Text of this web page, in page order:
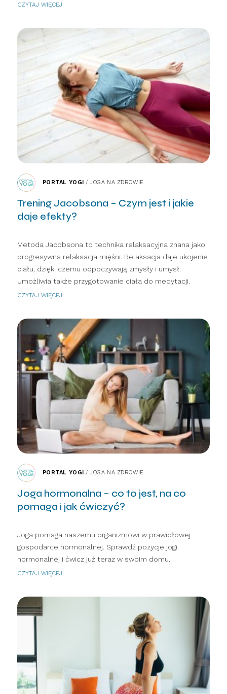
CZYTAJ WIĘCEJ
PORTAL YOGI /JOGA NA ZDROWIE
Trening Jacobsona – Czym jest i jakie
daje efekty?
Metoda Jacobsona to technika relaksacyjna znana jako
progresywna relaksacja mięśni. Relaksacja daje ukojenie
ciału, dzięki czemu odpoczywają zmysły i umysł.
Umożliwia także przygotowanie ciała do medytacji.
CZYTAJ WIĘCEJ
PORTAL YOGI /JOGA NA ZDROWIE
Joga hormonalna – co to jest, na co
pomaga i jak ćwiczyć?
Joga pomaga naszemu organizmowi w prawidłowej
gospodarce hormonalnej. Sprawdź pozycje jogi
hormonalnej i ćwicz już teraz w swoim domu.
CZYTAJ WIĘCEJ